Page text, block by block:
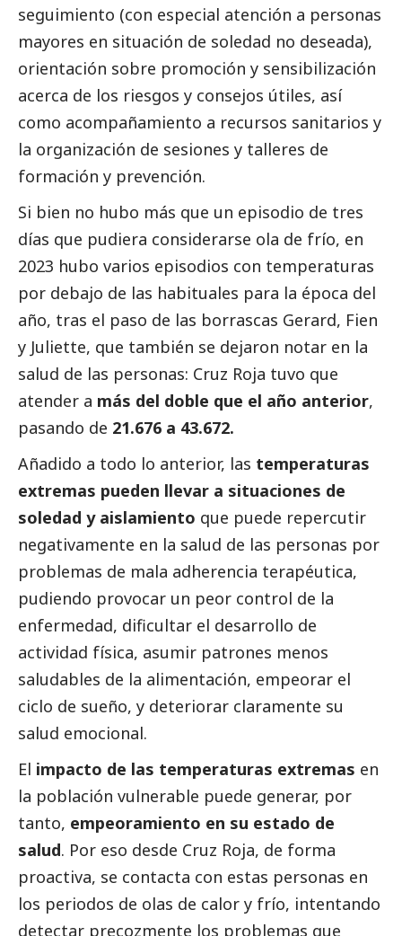
seguimiento (con especial atención a personas
mayores en situación de soledad no deseada),
orientación sobre promoción y sensibilización
acerca de los riesgos y consejos útiles, así
como acompañamiento a recursos sanitarios y
la organización de sesiones y talleres de
formación y prevención.
Si bien no hubo más que un episodio de tres
días que pudiera considerarse ola de frío, en
2023 hubo varios episodios con temperaturas
por debajo de las habituales para la época del
año, tras el paso de las borrascas Gerard, Fien
y Juliette, que también se dejaron notar en la
salud de las personas: Cruz Roja tuvo que
atender a más del doble que el año anterior,
pasando de 21.676 a 43.672.
Añadido a todo lo anterior, las temperaturas
extremas pueden llevar a situaciones de
soledad y aislamiento que puede repercutir
negativamente en la salud de las personas por
problemas de mala adherencia terapéutica,
pudiendo provocar un peor control de la
enfermedad, dificultar el desarrollo de
actividad física, asumir patrones menos
saludables de la alimentación, empeorar el
ciclo de sueño, y deteriorar claramente su
salud emocional.
El impacto de las temperaturas extremas en
la población vulnerable puede generar, por
tanto, empeoramiento en su estado de
salud. Por eso desde Cruz Roja, de forma
proactiva, se contacta con estas personas en
los periodos de olas de calor y frío, intentando
detectar precozmente los problemas que